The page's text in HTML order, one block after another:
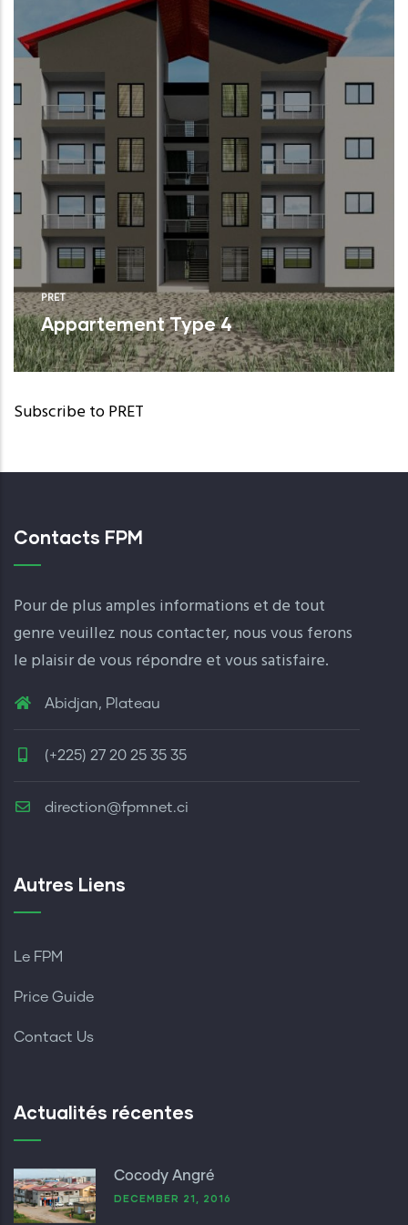
PRET
Appartement Type 4
Proin sagittis feugiat elit finibus pretium.
Donec et tortor non purus vulputate
Subscribe to PRET
Contacts FPM
Pour de plus amples informations et de tout
genre veuillez nous contacter, nous vous ferons
le plaisir de vous répondre et vous satisfaire.
Abidjan, Plateau
(+225) 27 20 25 35 35
direction@fpmnet.ci
Autres Liens
Le FPM
Price Guide
Contact Us
Actualités récentes
Cocody Angré
DECEMBER 21, 2016